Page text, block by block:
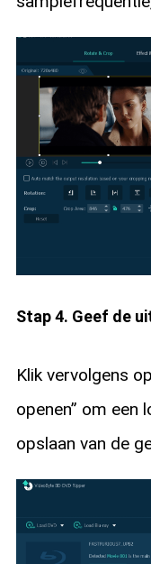
Stap 4. Geef de
Klik vervolgens
openen” om een
opslaan van de